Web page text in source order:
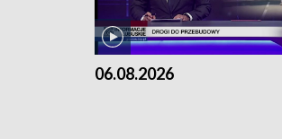
06.08.2026